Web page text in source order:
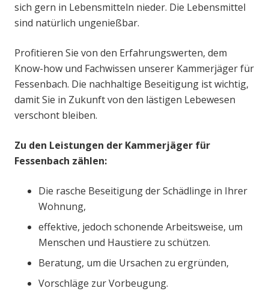
sich gern in Lebensmitteln nieder. Die Lebensmittel
sind natürlich ungenießbar.
Profitieren Sie von den Erfahrungswerten, dem
Know-how und Fachwissen unserer Kammerjäger für
Fessenbach. Die nachhaltige Beseitigung ist wichtig,
damit Sie in Zukunft von den lästigen Lebewesen
verschont bleiben.
Zu den Leistungen der Kammerjäger für
Fessenbach zählen:
Die rasche Beseitigung der Schädlinge in Ihrer
Wohnung,
effektive, jedoch schonende Arbeitsweise, um
Menschen und Haustiere zu schützen.
Beratung, um die Ursachen zu ergründen,
Vorschläge zur Vorbeugung.